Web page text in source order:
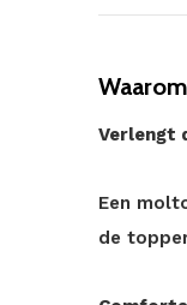
Verlengt
Een
de